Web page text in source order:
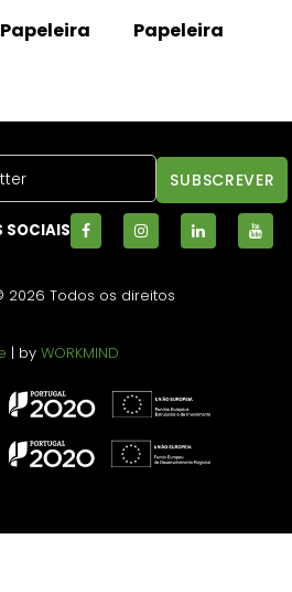
Papeleira Papeleira
SOCIAIS
2026 Todos os direitos
| byWORKMIND